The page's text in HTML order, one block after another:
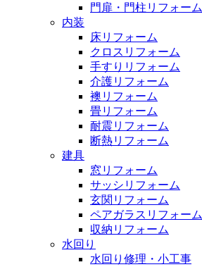
門扉・門柱リフォーム
内装
床リフォーム
クロスリフォーム
手すりリフォーム
介護リフォーム
襖リフォーム
畳リフォーム
耐震リフォーム
断熱リフォーム
建具
窓リフォーム
サッシリフォーム
玄関リフォーム
ペアガラスリフォーム
収納リフォーム
水回り
水回り修理・小工事